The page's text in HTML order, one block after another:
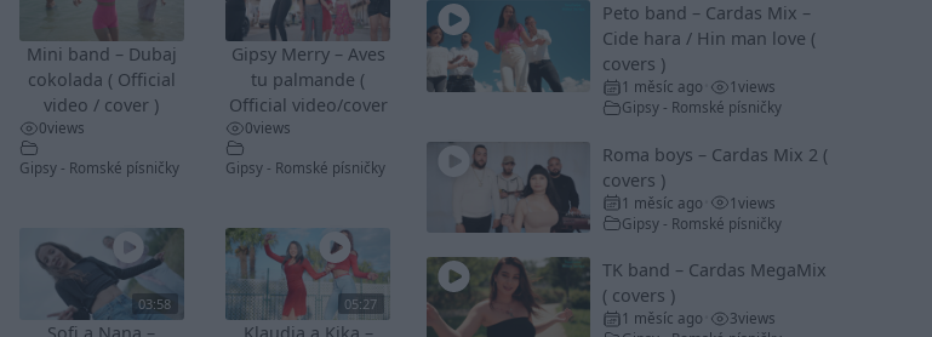
Mini band – Dubaj
cokolada ( Official
video / cover )
0views
Gipsy - Romské písničky
Gipsy Merry – Aves
tu palmande (
Official video/cover
0views
Gipsy - Romské písničky
03:58 05:27
Peto band – Cardas Mix –
Cide hara / Hin man love (
covers )
1 měsíc ago 1views
Gipsy - Romské písničky
Roma boys – Cardas Mix 2 (
covers )
1 měsíc ago 1views
Gipsy - Romské písničky
TK band – Cardas MegaMix
( covers )
1 měsíc ago 3views